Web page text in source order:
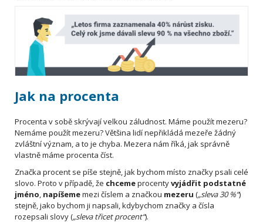
Jak na procenta
Procenta v sobě skrývají velkou záludnost. Máme použít mezeru?
Nemáme použít mezeru? Většina lidí nepřikládá mezeře žádný
zvláštní význam, a to je chyba. Mezera nám říká, jak správně
vlastně máme procenta číst.
Značka procent se píše stejně, jak bychom místo značky psali celé
slovo. Proto v případě, že chcemeprocentyvyjádřit podstatné
jméno, napíšememezi číslem a značkou mezeru („sleva 30 %“)
stejně, jako bychom ji napsali, kdybychom značky a čísla
rozepsali slovy („sleva třicet procent“).